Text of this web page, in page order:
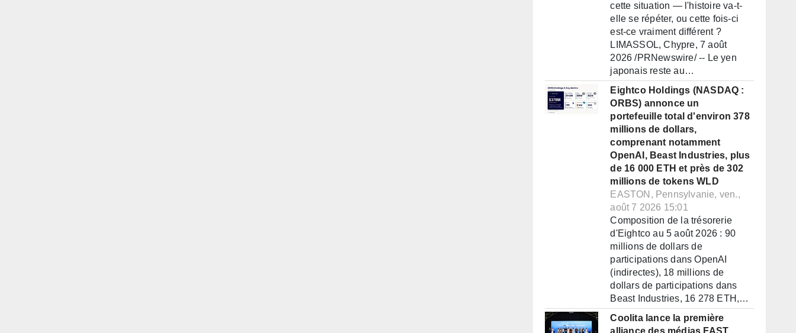
cette situation — l'histoire va-t-
elle se répéter, ou cette fois-ci
est-ce vraiment différent ?
LIMASSOL, Chypre, 7 août
2026 /PRNewswire/ -- Le yen
japonais reste au…
Eightco Holdings (NASDAQ :
ORBS) annonce un
portefeuille total d'environ 378
millions de dollars,
comprenant notamment
OpenAI, Beast Industries, plus
de 16 000 ETH et près de 302
millions de tokens WLD
EASTON, Pennsylvanie, ven.,
août 7 2026 15:01
Composition de la trésorerie
d'Eightco au 5 août 2026 : 90
millions de dollars de
participations dans OpenAI
(indirectes), 18 millions de
dollars de participations dans
Beast Industries, 16 278 ETH,…
Coolita lance la première
alliance des médias FAST